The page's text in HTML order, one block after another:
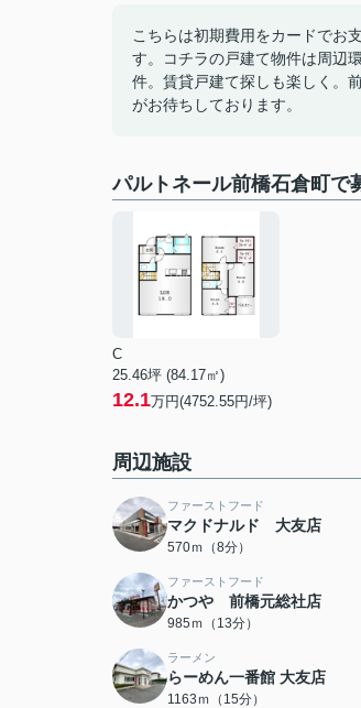
こちらは初期費用をカードでお
す。コチラの戸建て物件は周辺
件。賃貸戸建て探しも楽しく。
がお待ちしております。
パルトネール前橋石倉町で
C
25.46坪 (84.17㎡)
12.1万円(4752.55円/坪)
周辺施設
ファーストフード
マクドナルド 大友店
570ｍ（8分）
ファーストフード
かつや 前橋元総社店
985ｍ（13分）
ラーメン
らーめん一番館 大友店
1163ｍ（15分）